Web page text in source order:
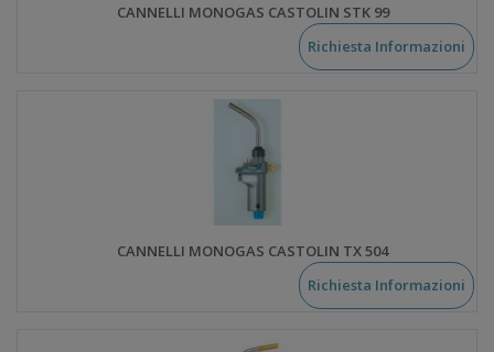
CANNELLI MONOGAS CASTOLIN STK 99
Richiesta Informazioni
CANNELLI MONOGAS CASTOLIN TX 504
Richiesta Informazioni